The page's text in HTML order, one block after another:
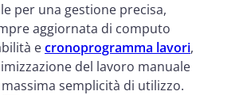
per una gestione precisa,
aggiornata di computo
ecronoprogramma lavori,
del lavoro manuale
semplicità di utilizzo.